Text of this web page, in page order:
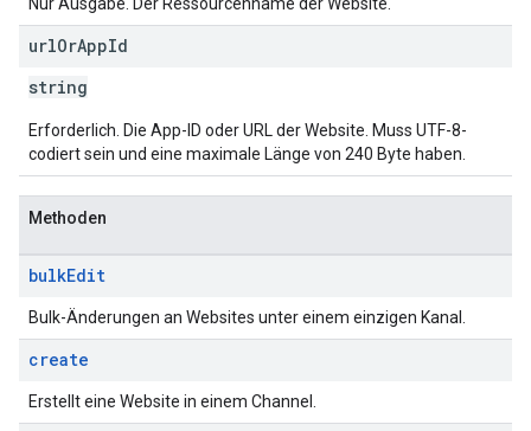
urlOrAppId
string
Erforderlich. Die App-ID oder URL der Website. Muss UTF-8-
codiert sein und eine maximale Länge von 240 Byte haben.
Methoden
bulkEdit
Bulk-Änderungen an Websites unter einem einzigen Kanal.
create
Erstellt eine Website in einem Channel.